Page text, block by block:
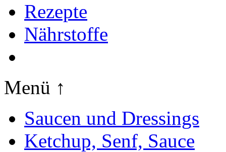
Rezepte
Nährstoffe
Menü ↑
Saucen und Dressings
Ketchup, Senf, Sauce